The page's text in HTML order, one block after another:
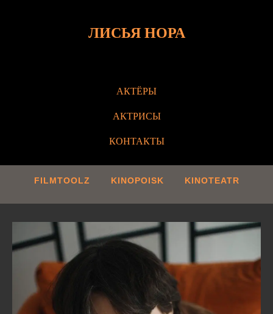
ЛИСЬЯ НОРА
АКТЁРЫ
АКТРИСЫ
КОНТАКТЫ
FILMTOOLZ KINOPOISK KINOTEATR